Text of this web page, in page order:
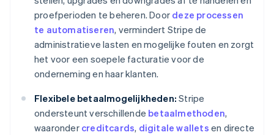
proefperioden te beheren. Door deze processen
te automatiseren, vermindert Stripe de
administratieve lasten en mogelijke fouten en zorgt
het voor een soepele facturatie voor de
onderneming en haar klanten.
Flexibele betaalmogelijkheden: Stripe
ondersteunt verschillende betaalmethoden,
waaronder creditcards, digitale wallets en directe